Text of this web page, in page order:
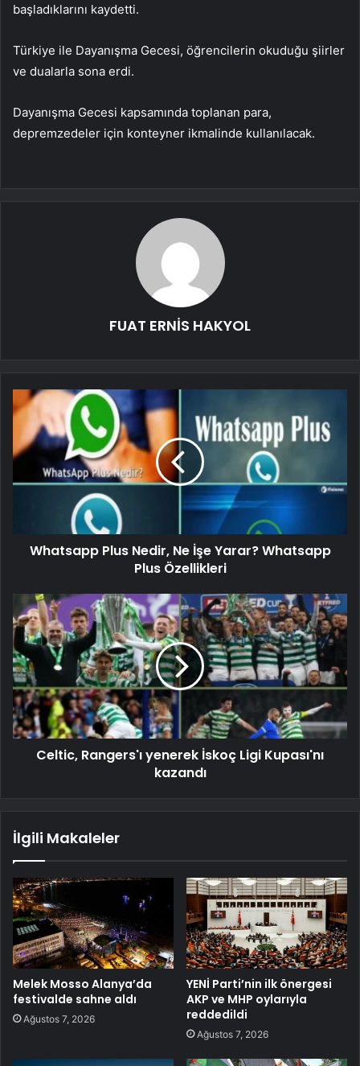
başladıklarını kaydetti.
Türkiye ile Dayanışma Gecesi, öğrencilerin okuduğu şiirler
ve dualarla sona erdi.
Dayanışma Gecesi kapsamında toplanan para,
depremzedeler için konteyner ikmalinde kullanılacak.
FUAT ERNİS HAKYOL
Whatsapp Plus Nedir, Ne İşe Yarar? Whatsapp
Plus Özellikleri
Celtic, Rangers'ı yenerek İskoç Ligi Kupası'nı
kazandı
İlgili Makaleler
Melek Mosso Alanya’da
festivalde sahne aldı
Ağustos 7, 2026
YENİ Parti’nin ilk önergesi
AKP ve MHP oylarıyla
reddedildi
Ağustos 7, 2026